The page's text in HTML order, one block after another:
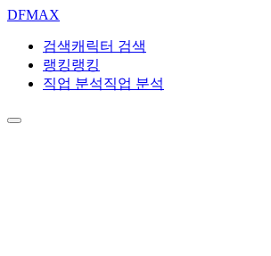
DFMAX
검색캐릭터 검색
랭킹랭킹
직업 분석직업 분석